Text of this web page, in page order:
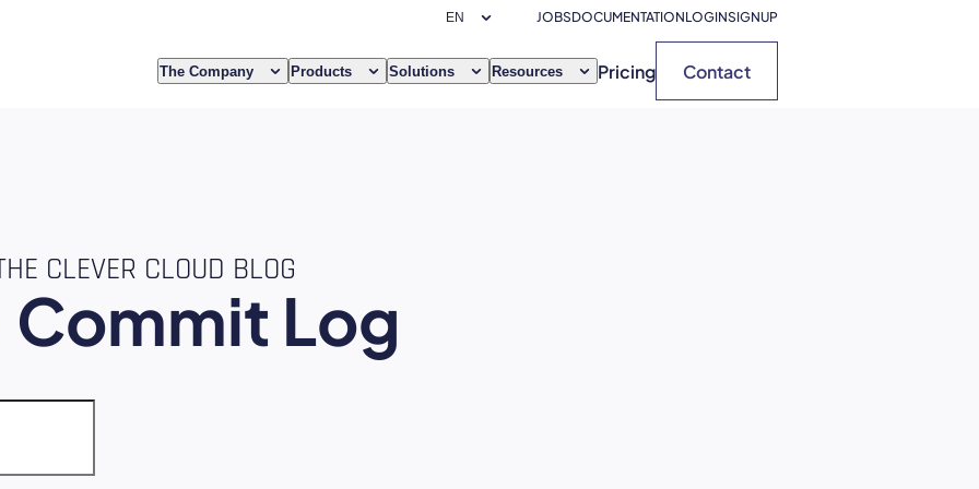
JOBSDOCUMENTATIONLOGINSIGNUP
The Company Products Solutions Resources Pricing Contact
CLEVER CLOUD BLOG
Commit Log